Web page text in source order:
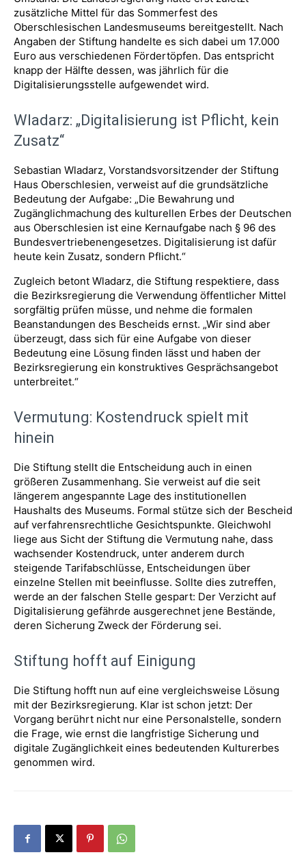
zusätzliche Mittel für das Sommerfest des
Oberschlesischen Landesmuseums bereitgestellt. Nach
Angaben der Stiftung handelte es sich dabei um 17.000
Euro aus verschiedenen Fördertöpfen. Das entspricht
knapp der Hälfte dessen, was jährlich für die
Digitalisierungsstelle aufgewendet wird.
Wladarz: „Digitalisierung ist Pflicht, kein
Zusatz“
Sebastian Wladarz, Vorstandsvorsitzender der Stiftung
Haus Oberschlesien, verweist auf die grundsätzliche
Bedeutung der Aufgabe: „Die Bewahrung und
Zugänglichmachung des kulturellen Erbes der Deutschen
aus Oberschlesien ist eine Kernaufgabe nach § 96 des
Bundesvertriebenengesetzes. Digitalisierung ist dafür
heute kein Zusatz, sondern Pflicht.“
Zugleich betont Wladarz, die Stiftung respektiere, dass
die Bezirksregierung die Verwendung öffentlicher Mittel
sorgfältig prüfen müsse, und nehme die formalen
Beanstandungen des Bescheids ernst. „Wir sind aber
überzeugt, dass sich für eine Aufgabe von dieser
Bedeutung eine Lösung finden lässt und haben der
Bezirksregierung ein konstruktives Gesprächsangebot
unterbreitet.“
Vermutung: Kostendruck spielt mit
hinein
Die Stiftung stellt die Entscheidung auch in einen
größeren Zusammenhang. Sie verweist auf die seit
längerem angespannte Lage des institutionellen
Haushalts des Museums. Formal stütze sich der Bescheid
auf verfahrensrechtliche Gesichtspunkte. Gleichwohl
liege aus Sicht der Stiftung die Vermutung nahe, dass
wachsender Kostendruck, unter anderem durch
steigende Tarifabschlüsse, Entscheidungen über
einzelne Stellen mit beeinflusse. Sollte dies zutreffen,
werde an der falschen Stelle gespart: Der Verzicht auf
Digitalisierung gefährde ausgerechnet jene Bestände,
deren Sicherung Zweck der Förderung sei.
Stiftung hofft auf Einigung
Die Stiftung hofft nun auf eine vergleichsweise Lösung
mit der Bezirksregierung. Klar ist schon jetzt: Der
Vorgang berührt nicht nur eine Personalstelle, sondern
die Frage, wie ernst die langfristige Sicherung und
digitale Zugänglichkeit eines bedeutenden Kulturerbes
genommen wird.